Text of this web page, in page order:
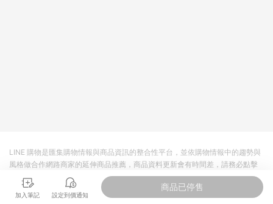
加入筆記 設定到價通知
商品已停售
LINE 購物是匯集購物情報與商品資訊的整合性平台，並依購物情報中的趨勢與
風格做合作網路商家的延伸商品推薦，商品資料更新會有時間差，請務必點擊
商品至各合作網路商家，確認現售價與購物條件，一切資訊以合作廠商網頁為
準。